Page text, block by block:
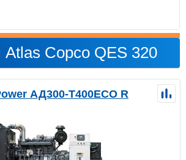
Atlas Copco QES 320
АД300-T400ECO R